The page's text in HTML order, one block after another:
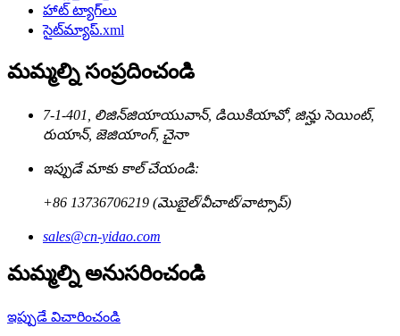
హాట్ ట్యాగ్‌లు
సైట్‌మ్యాప్.xml
మమ్మల్ని సంప్రదించండి
7-1-401, లిజిన్‌జియాయువాన్, డియికియావో, జిన్హు సెయింట్,
రుయాన్, జెజియాంగ్, చైనా
ఇప్పుడే మాకు కాల్ చేయండి:
+86 13736706219 (మొబైల్/వీచాట్/వాట్సాప్)
sales@cn-yidao.com
మమ్మల్ని అనుసరించండి
ఇప్పుడే విచారించండి